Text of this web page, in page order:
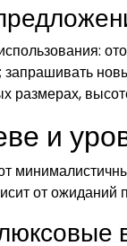
размерах,
и
от ожиданий